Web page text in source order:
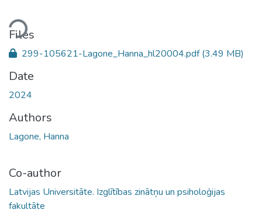
Files
299-105621-Lagone_Hanna_hl20004.pdf(3.49 MB)
Date
2024
Authors
Lagone, Hanna
Co-author
Latvijas Universitāte. Izglītības zinātņu un psiholoģijas
fakultāte